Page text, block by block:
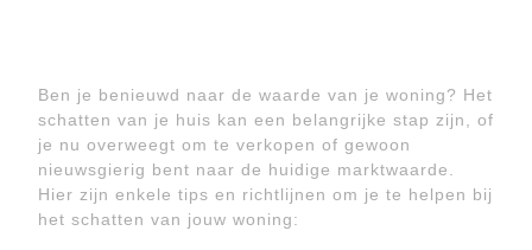
Ben je benieuwd naar de waarde van je woning? Het
schatten van je huis kan een belangrijke stap zijn, of
je nu overweegt om te verkopen of gewoon
nieuwsgierig bent naar de huidige marktwaarde.
Hier zijn enkele tips en richtlijnen om je te helpen bij
het schatten van jouw woning: